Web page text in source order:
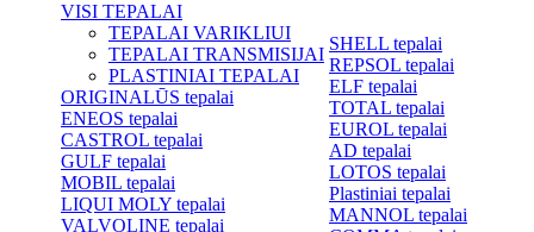
VISI TEPALAI
TEPALAI VARIKLIUI
TEPALAI TRANSMISIJAI
PLASTINIAI TEPALAI
ORIGINALŪS tepalai
ENEOS tepalai
CASTROL tepalai
GULF tepalai
MOBIL tepalai
LIQUI MOLY tepalai
VALVOLINE tepalai
SHELL tepalai
REPSOL tepalai
ELF tepalai
TOTAL tepalai
EUROL tepalai
AD tepalai
LOTOS tepalai
Plastiniai tepalai
MANNOL tepalai